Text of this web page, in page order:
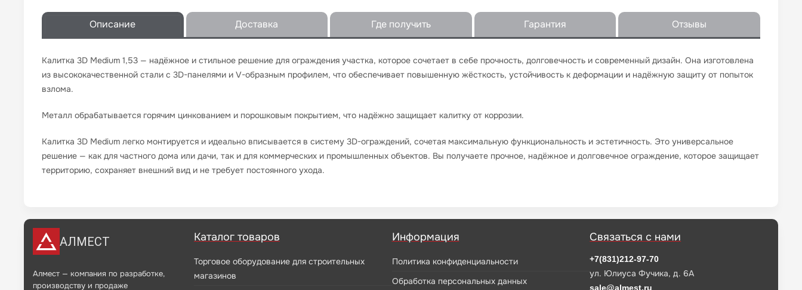
Описание Доставка Где получить Гарантия Отзывы
Калитка 3D Medium 1,53 — надёжное и стильное решение для ограждения участка, которое сочетает в себе прочность, долговечность и современный дизайн. Она изготовлена
из высококачественной стали с 3D-панелями и V-образным профилем, что обеспечивает повышенную жёсткость, устойчивость к деформации и надёжную защиту от попыток
взлома.
Металл обрабатывается горячим цинкованием и порошковым покрытием, что надёжно защищает калитку от коррозии.
Калитка 3D Medium легко монтируется и идеально вписывается в систему 3D-ограждений, сочетая максимальную функциональность и эстетичность. Это универсальное
решение — как для частного дома или дачи, так и для коммерческих и промышленных объектов. Вы получаете прочное, надёжное и долговечное ограждение, которое защищает
территорию, сохраняет внешний вид и не требует постоянного ухода.
АЛМЕСТ
Алмест — компания по разработке,
производству и продаже
Каталог товаров
Торговое оборудование для строительных
магазинов
Информация
Политика конфиденциальности
Обработка персональных данных
Связаться с нами
+7(831)212-97-70
ул. Юлиуса Фучика, д. 6А
sale@almest.ru